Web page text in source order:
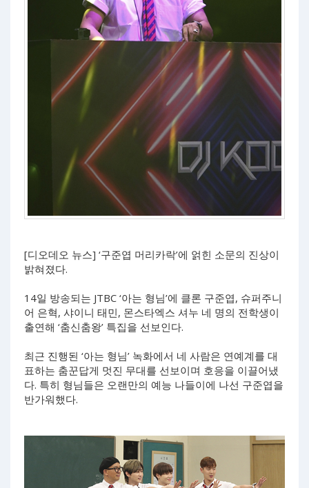
[디오데오 뉴스] ‘구준엽 머리카락’에 얽힌 소문의 진상이
밝혀졌다.
14일 방송되는 JTBC ‘아는 형님’에 클론 구준엽, 슈퍼주니
어 은혁, 샤이니 태민, 몬스타엑스 셔누 네 명의 전학생이
출연해 ‘춤신춤왕’ 특집을 선보인다.
최근 진행된 ‘아는 형님’ 녹화에서 네 사람은 연예계를 대
표하는 춤꾼답게 멋진 무대를 선보이며 호응을 이끌어냈
다. 특히 형님들은 오랜만의 예능 나들이에 나선 구준엽을
반가워했다.